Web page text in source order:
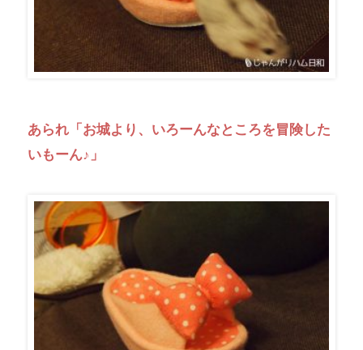
あられ「お城より、いろーんなところを冒険した
いもーん♪」